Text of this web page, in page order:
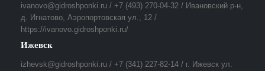
ivanovo@gidroshponki.ru / +7 (493) 270-04-32 / Ивановский р-н,
д. Игнатово, Аэропортовская ул., 12 /
https://ivanovo.gidroshponki.ru/
Ижевск
izhevsk@gidroshponki.ru / +7 (341) 227-82-14 / г. Ижевск ул.